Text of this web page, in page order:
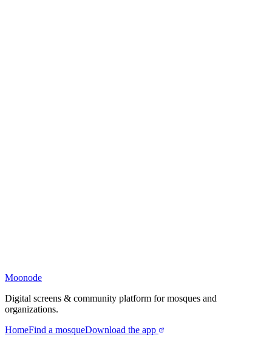
Moonode
Digital screens & community platform for mosques and
organizations.
HomeFind a mosqueDownload the app